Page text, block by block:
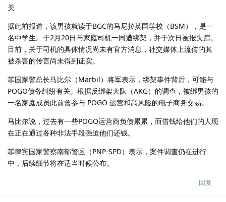
关
据此前报道，该男孩就读于BGC的马尼拉英国学校（BSM），是一
名中学生。于2月20日与家庭司机一同遭绑架，并于次日被报失踪。
目前，关于司机的具体情况尚未有官方消息，社交媒体上流传的其
被杀害的传言尚未得到证实。
菲国家警总长马比尔（Marbil）将军表示，绑架事件背后，可能与
POGO债务纠纷有关。根据反绑架大队（AKG）的调查，被绑男孩的
一名家庭成员此前曾参与 POGO 运营和高风险的电子商务交易。
马比尔说，过去有一些POGO运营商负债累累，而借钱给他们的人现
在正在通过各种非法手段强迫他们还钱。
菲律宾国家警察南部警区（PNP-SPD）表示，案件调查仍在进行
中，后续细节将在适当时候公布。
回复